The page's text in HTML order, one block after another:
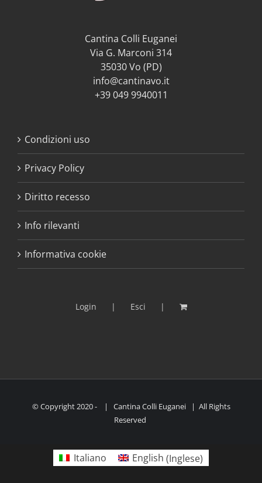
Cantina Colli Euganei
Via G. Marconi 314
35030 Vo (PD)
info@cantinavo.it
+39 049 9940011
Condizioni uso
Privacy Policy
Diritto recesso
Info rilevanti
Informativa cookie
Login Esci
© Copyright 2020 -
| Cantina Colli Euganei | All Rights
Reserved
Italiano English (Inglese)